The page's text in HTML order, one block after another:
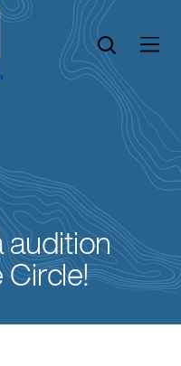
Öppna sök
Öppna menyn
audition
Circle!